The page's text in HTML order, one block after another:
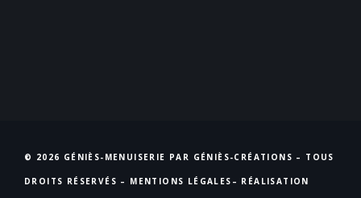
© 2026 GÉNIÈS-MENUISERIE PAR GÉNIÈS-CRÉATIONS – TOUS
DROITS RÉSERVÉS – MENTIONS LÉGALES – RÉALISATION